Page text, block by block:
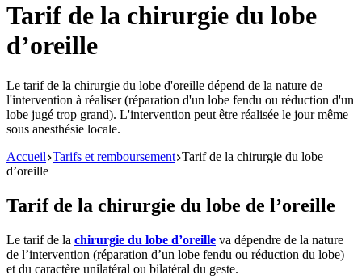
Tarif de la chirurgie du lobe
d’oreille
Le tarif de la chirurgie du lobe d'oreille dépend de la nature de
l'intervention à réaliser (réparation d'un lobe fendu ou réduction d'un
lobe jugé trop grand). L'intervention peut être réalisée le jour même
sous anesthésie locale.
Accueil Tarifs et remboursement Tarif de la chirurgie du lobe
d’oreille
Tarif de la chirurgie du lobe de l’oreille
Le tarif de la chirurgie du lobe d’oreille va dépendre de la nature
de l’intervention (réparation d’un lobe fendu ou réduction du lobe)
et du caractère unilatéral ou bilatéral du geste.